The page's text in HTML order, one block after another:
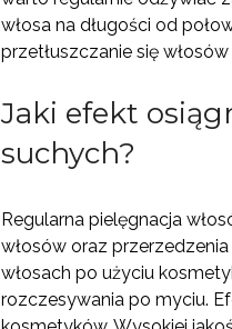
włosa na długości od
przetłuszczanie się
Jaki efekt
suchych?
Regularna pielęgnacja
włosów oraz
włosach po użyciu
rozczesywania po myciu.